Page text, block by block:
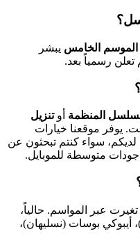
الموسم الخامس يبشر
تعلن رسمياً بعد.
المنظمة أوتنزيل
يوفر موقعنا خيارات
سواء كنتم تبحثون عن
تغيرت عبر المواسم. حالياً،
أيبوكي بوسات (نسليهان)،